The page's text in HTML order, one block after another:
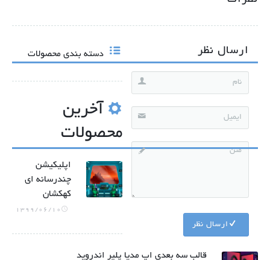
ارسال نظر
ارسال نظر
دسته بندی محصولات
آخرین
محصولات
اپلیکیشن
چندرسانه ای
کهکشان
1399/06/10
قالب سه بعدی اپ مدیا پلیر اندروید